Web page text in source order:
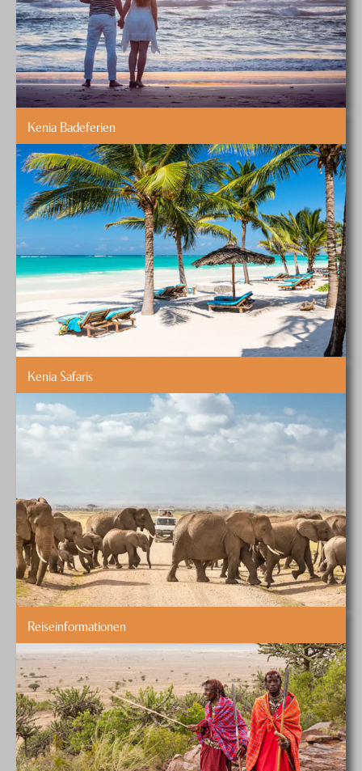
Kenia Badeferien
Kenia Safaris
Reiseinformationen